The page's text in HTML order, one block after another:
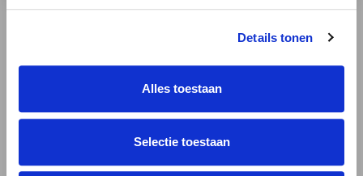
Details tonen
Alles toestaan
Selectie toestaan
begeleider bij vleesgerechten, pittige en
belegen kazen, gekruide gerechten en zoete
Brewing Company bestellen bij 'Bierbink', waar
u kunt genieten van de uitgebreide selectie
van deze bijzondere brouwerij.